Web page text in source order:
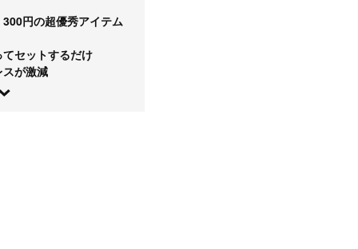
円の超優秀アイテム
セットするだけ
が激減